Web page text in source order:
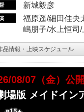
新城毅彦
福原遥/細田佳央
嶋朋子/水上恒司
品情報・上映スケジュール
08/07（金）公
場版 メイドイ